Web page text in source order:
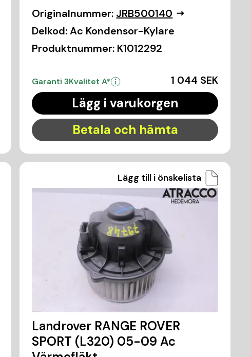
Originalnummer: JRB500140
Delkod: Ac Kondensor-Kylare
Produktnummer: K1012292
Garanti 3Kvalitet A* 1 044 SEK
Lägg i varukorgen
Betala och hämta
Lägg till i önskelista
Landrover RANGE ROVER
SPORT (L320) 05-09 Ac